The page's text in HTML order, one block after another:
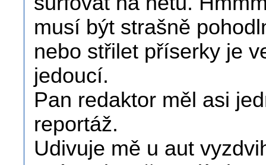
musí být strašně
nebo střilet příserky je
jedoucí.
Pan redaktor měl asi
reportáž.
Udivuje mě u aut